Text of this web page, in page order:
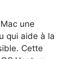
une
qui aide à la
Cette